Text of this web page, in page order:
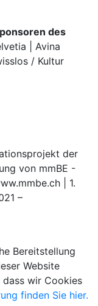
des
| Avina
/ Kultur
der
von mmBE -
| 1.
–
Bereitstellung
Website
dass wir Cookies
finden Sie hier.